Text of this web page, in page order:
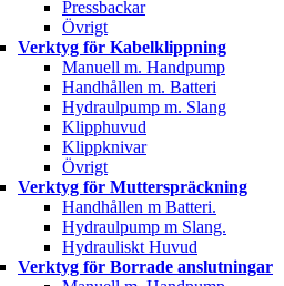
Pressbackar
Övrigt
Verktyg för Kabelklippning
Manuell m. Handpump
Handhållen m. Batteri
Hydraulpump m. Slang
Klipphuvud
Klippknivar
Övrigt
Verktyg för Mutterspräckning
Handhållen m Batteri.
Hydraulpump m Slang.
Hydrauliskt Huvud
Verktyg för Borrade anslutningar